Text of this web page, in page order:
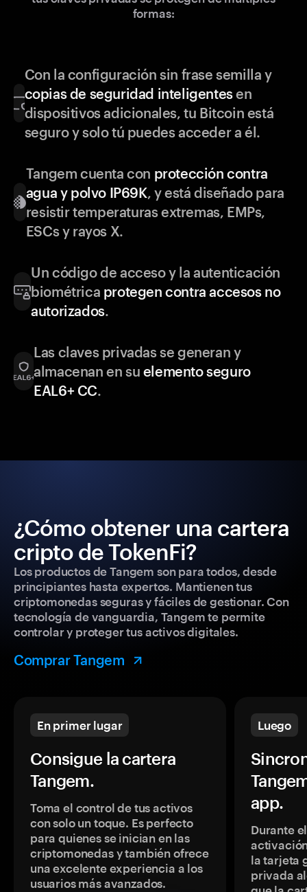
formas:
Con la configuración sin frase semilla y
copias de seguridad inteligentesen
dispositivos adicionales, tu Bitcoin está
seguro y solo tú puedes acceder a él.
Tangem cuenta con protección contra
agua y polvo IP69K, y está diseñado para
resistir temperaturas extremas, EMPs,
ESCs y rayos X.
Un código de acceso y la autenticación
biométrica protegen contra accesos no
autorizados.
Las claves privadas se generan y
almacenan en su elemento seguro
EAL6+ CC.
¿Cómo obtener una cartera
cripto de TokenFi?
Los productos de Tangem son para todos, desde
principiantes hasta expertos. Mantienen tus
criptomonedas seguras y fáciles de gestionar. Con
tecnología de vanguardia, Tangem te permite
controlar y proteger tus activos digitales.
Comprar Tangem
En primer lugar
Consigue la cartera
Tangem.
Toma el control de tus activos
con solo un toque. Es perfecto
para quienes se inician en las
criptomonedas y también ofrece
una excelente experiencia a los
usuarios más avanzados.
Luego
app.
Durante
la tarjeta
privada